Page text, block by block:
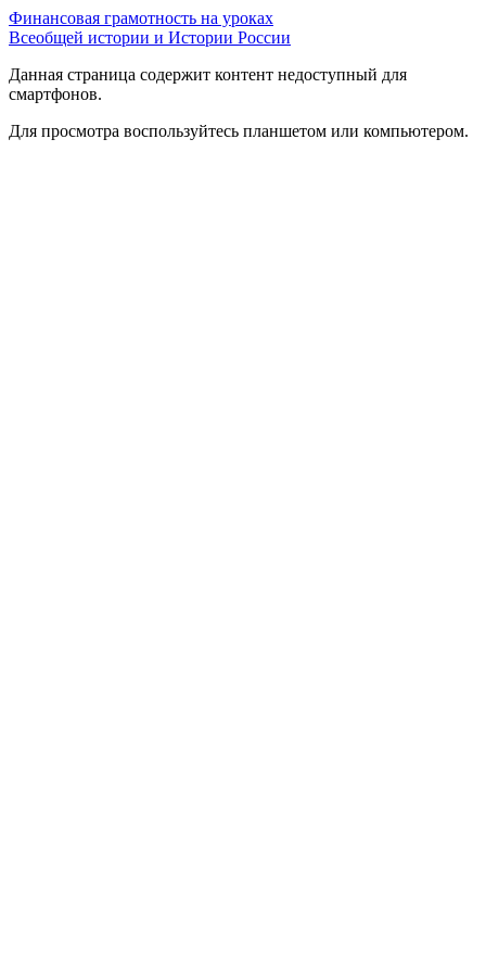
Финансовая грамотность на уроках
Всеобщей истории и Истории России
Данная страница содержит контент недоступный для
смартфонов.
Для просмотра воспользуйтесь планшетом или компьютером.